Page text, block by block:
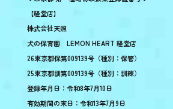
【経堂店】
株式会社天照
犬の保育園 LEMON HEART 経堂店
26東京都保第009139号（種別：保管）
25東京都訓第009139号（種別：訓練）
登録年月日：令和8年7月10日
有効期間の末日：令和13年7月9日